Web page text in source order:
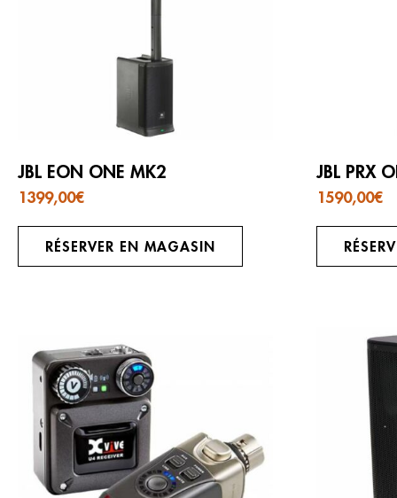
JBL EON ONE MK2
1399,00€
RÉSERVER EN MAGASIN
JBL PRX
1590,00€